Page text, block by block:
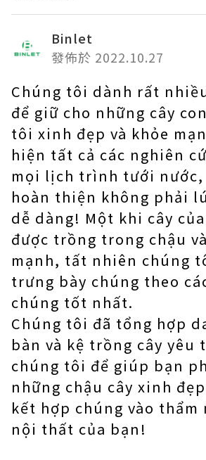
Binlet
發佈於 2022.10.27
Chúng tôi dành rất
để giữ cho những cây
tôi xinh đẹp và khỏe
hiện tất cả các nghiên
mọi lịch trình tưới nước,
hoàn thiện không phải
dễ dàng! Một khi cây
được trồng trong chậu
mạnh, tất nhiên chúng
trưng bày chúng theo
chúng tốt nhất.
Chúng tôi đã tổng hợp
bàn và kệ trồng cây yêu
chúng tôi để giúp bạn
những chậu cây xinh
kết hợp chúng vào thẩm
nội thất của bạn!